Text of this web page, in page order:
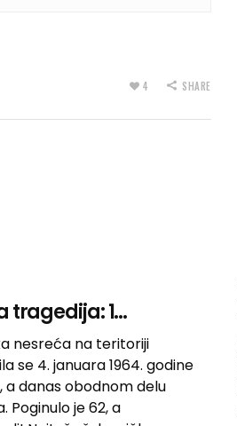
4 SHARE
tragedija: 1...
nesreća na teritoriji
se 4. januara 1964. godine
a danas obodnom delu
Poginulo je 62, a